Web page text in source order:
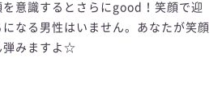
意識するとさらにgood！笑顔で迎
なる男性はいません。あなたが笑顔
弾みますよ☆